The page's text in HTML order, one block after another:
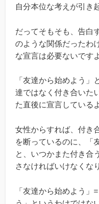
自分本位な考えが引き
だってそもそも、告白
のような関係だったわ
な宣言は必要ないです
「友達から始めよう
達ではなく付き合いた
た直後に宣言している
女性からすれば、付き
を断っているのに、「
と、いつかまた付き合
さなければいけなくな
「友達から始めよう」